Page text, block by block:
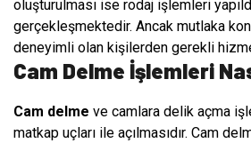
oluşturulması ise rodaj işlemleri
gerçekleşmektedir. Ancak mutlaka
deneyimli olan kişilerden gerekli
Cam Delme İşlemleri
Cam delme ve camlara delik açma
matkap uçları ile açılmasıdır. Cam